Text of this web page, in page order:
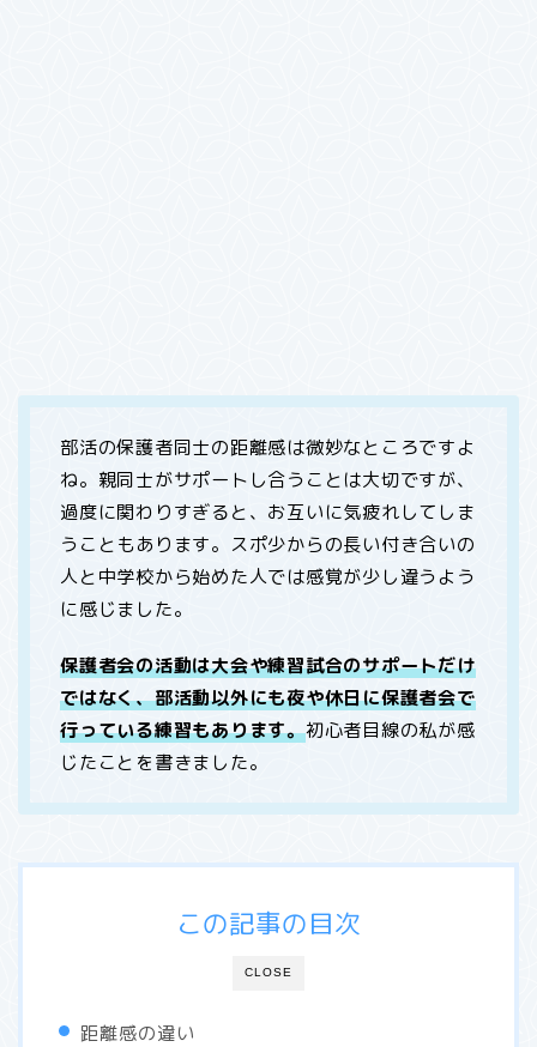
部活の保護者同士の距離感は微妙なところですよ
ね。親同士がサポートし合うことは大切ですが、
過度に関わりすぎると、お互いに気疲れしてしま
うこともあります。スポ少からの長い付き合いの
人と中学校から始めた人では感覚が少し違うよう
に感じました。
保護者会の活動は大会や練習試合のサポートだけ
ではなく、部活動以外にも夜や休日に保護者会で
行っている練習もあります。初心者目線の私が感
じたことを書きました。
CLOSE
この記事の目次
距離感の違い